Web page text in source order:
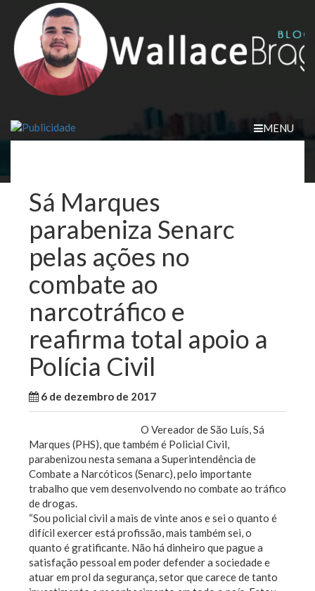
content
MENU
Sá Marques
parabeniza Senarc
pelas ações no
combate ao
narcotráfico e
reafirma total apoio a
Polícia Civil
6 de dezembro de 2017
O Vereador de São Luís, Sá
Marques (PHS), que também é Policial Civil,
parabenizou nesta semana a Superintendência de
Combate a Narcóticos (Senarc), pelo importante
trabalho que vem desenvolvendo no combate ao tráfico
de drogas.
“Sou policial civil a mais de vinte anos e sei o quanto é
difícil exercer está profissão, mais também sei, o
quanto é gratificante. Não há dinheiro que pague a
satisfação pessoal em poder defender a sociedade e
atuar em prol da segurança, setor que carece de tanto